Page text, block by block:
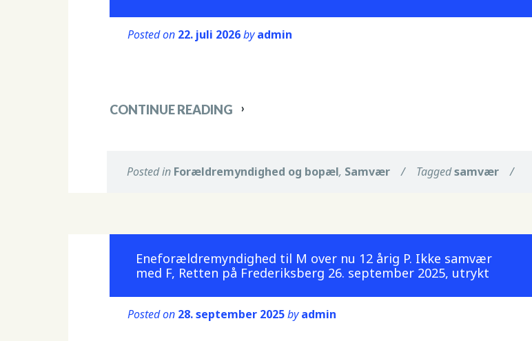
Posted on 22. juli 2026 byadmin
CONTINUE READING
Posted in Forældremyndighed og bopæl, Samvær / Taggedsamvær /
Eneforældremyndighed til M over nu 12 årig P. Ikke samvær
med F, Retten på Frederiksberg 26. september 2025, utrykt
Posted on 28. september 2025 byadmin